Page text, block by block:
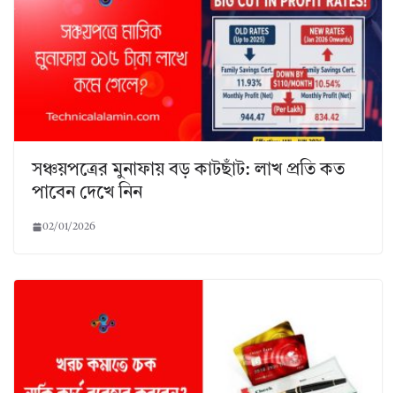
সঞ্চয়পত্রের মুনাফায় বড় কাটছাঁট: লাখ প্রতি কত
পাবেন দেখে নিন
02/01/2026